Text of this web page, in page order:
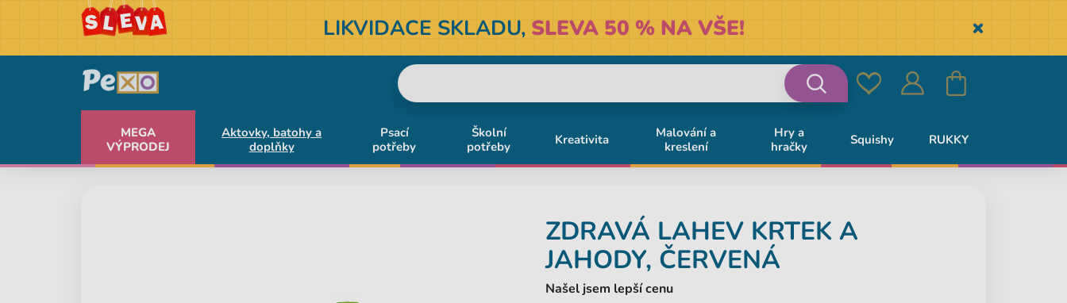
LIKVIDACE SKLADU, SLEVA 50 % NA VŠE! Skryť
OblíbenéPřihlásit Košík
MEGA
VÝPRODEJ
Aktovky, batohy a
doplňky
Psací
potřeby
Školní
potřeby
Kreativita
Malování a
kreslení
Hry a
hračky
Squishy RUKKY
ZDRAVÁ LAHEV KRTEK A
JAHODY, ČERVENÁ
Našel jsem lepší cenu